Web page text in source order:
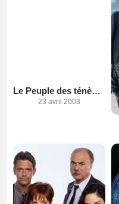
Le Peuple des ténèbres
23 avril 2003